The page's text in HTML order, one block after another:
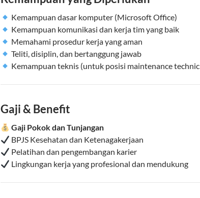
Kemampuan dasar komputer (Microsoft Office)
Kemampuan komunikasi dan kerja tim yang baik
Memahami prosedur kerja yang aman
Teliti, disiplin, dan bertanggung jawab
Kemampuan teknis (untuk posisi maintenance
Gaji & Benefit
Gaji Pokok dan Tunjangan
BPJS Kesehatan dan Ketenagakerjaan
Pelatihan dan pengembangan karier
Lingkungan kerja yang profesional dan mendukung